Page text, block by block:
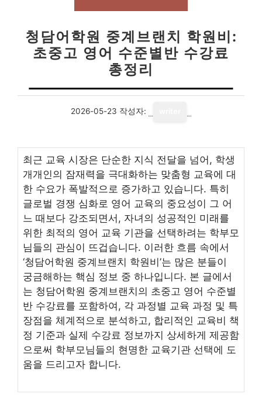
청담어학원 중계브랜치 학원비:
초중고 영어 수준별반 수강료
총정리
2026-05-23 작성자:
최근 교육 시장은 단순한 지식 전달을 넘어, 학생
개개인의 잠재력을 극대화하는 맞춤형 교육에 대
한 수요가 폭발적으로 증가하고 있습니다. 특히
글로벌 경쟁 심화로 영어 교육의 중요성이 그 어
느 때보다 강조되면서, 자녀의 성공적인 미래를
위한 최적의 영어 교육 기관을 선택하려는 학부모
님들의 관심이 뜨겁습니다. 이러한 흐름 속에서
‘청담어학원 중계브랜치 학원비’는 많은 분들이
궁금해하는 핵심 정보 중 하나입니다. 본 글에서
는 청담어학원 중계브랜치의 초중고 영어 수준별
반 수강료를 포함하여, 각 과정별 교육 과정 및 특
장점을 체계적으로 분석하고, 합리적인 교육비 책
정 기준과 실제 수강료 정보까지 상세하게 제공함
으로써 학부모님들의 현명한 교육기관 선택에 도
움을 드리고자 합니다.